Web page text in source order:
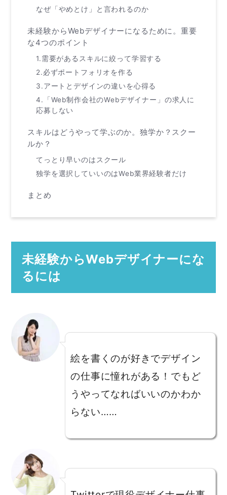
なぜ「やめとけ」と言われるのか
未経験からWebデザイナーになるために。重要
な4つのポイント
1.需要があるスキルに絞って学習する
2.必ずポートフォリオを作る
3.アートとデザインの違いを心得る
4.「Web制作会社のWebデザイナー」の求人に
応募しない
スキルはどうやって学ぶのか。独学か？スクー
ルか？
てっとり早いのはスクール
独学を選択していいのはWeb業界経験者だけ
まとめ
未経験からWebデザイナーにな
るには
絵を書くのが好きでデザイン
の仕事に憧れがある！でもど
うやってなればいいのかわか
らない……